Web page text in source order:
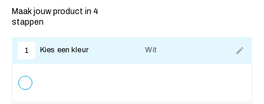
Maak jouw product in 4
stappen
1 Kies een kleur Wit